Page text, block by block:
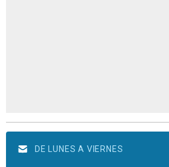
DE LUNES A VIERNES